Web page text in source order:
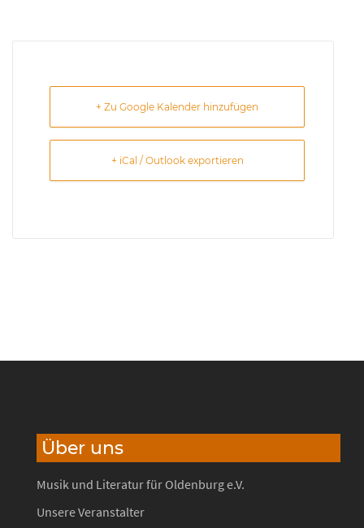
+ Zu Google Kalender hinzufügen
+ iCal / Outlook exportieren
Über uns
Musik und Literatur für Oldenburg e.V.
Unsere Veranstalter